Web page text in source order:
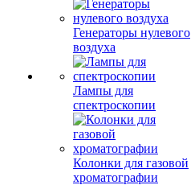
Генераторы нулевого
воздуха
Лампы для
спектроскопии
Колонки для газовой
хроматографии